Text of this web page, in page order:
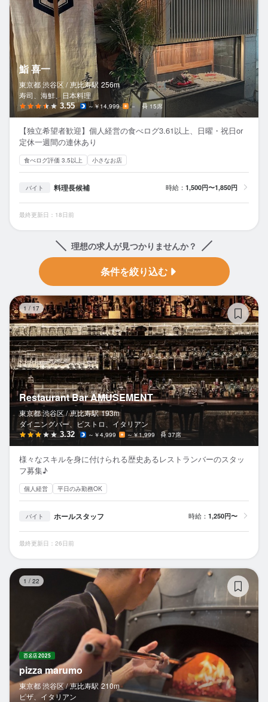
鮨 喜一
東京都 渋谷区 / 恵比寿駅 256m
寿司、海鮮、日本料理
3.55 ～￥14,999 － 15席
【独立希望者歓迎】個人経営の食べログ3.61以上、日曜・祝日or
定休一週間の連休あり
食べログ評価 3.5以上 小さなお店
バイト 料理長候補 時給： 1,500円〜1,850円
最終更新日：18日前
理想の求人が見つかりませんか？
条件を絞り込む
1 / 17
Restaurant Bar AMUSEMENT
東京都 渋谷区 / 恵比寿駅 193m
ダイニングバー、ビストロ、イタリアン
3.32 ～￥4,999 ～￥1,999 37席
様々なスキルを身に付けられる歴史あるレストランバーのスタッ
フ募集♪
個人経営 平日のみ勤務OK
バイト ホールスタッフ 時給： 1,250円〜
最終更新日：26日前
1 / 22
pizza marumo
東京都 渋谷区 / 恵比寿駅 210m
ピザ、イタリアン